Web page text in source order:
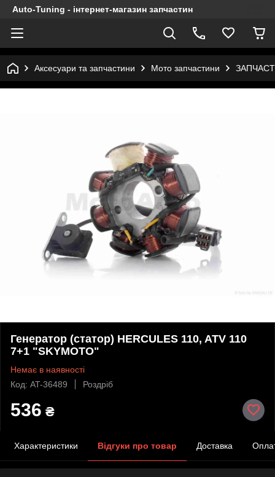
Auto-Tuning - інтернет-магазин запчастин
Аксесуари та запчастини Мото запчастини
Генератор (статор) HERCULES 110, ATV 110
7+1 "SKYMOTO"
Немає в наявності
Код: AT-36489
Роздріб
536 ₴
Характеристики Відгуки про товар Доставка